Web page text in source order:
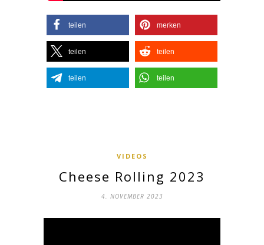
teilen merken
teilen teilen
teilen teilen
VIDEOS
Cheese Rolling 2023
4. NOVEMBER 2023